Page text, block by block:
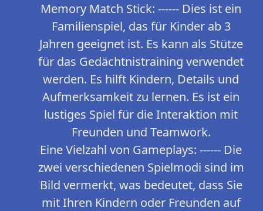
Memory Match Stick: ------ Dies ist ein
Familienspiel, das für Kinder ab 3
Jahren geeignet ist. Es kann als Stütze
für das Gedächtnistraining verwendet
werden. Es hilft Kindern, Details und
Aufmerksamkeit zu lernen. Es ist ein
lustiges Spiel für die Interaktion mit
Freunden und Teamwork.
Eine Vielzahl von Gameplays: ------ Die
zwei verschiedenen Spielmodi sind im
Bild vermerkt, was bedeutet, dass Sie
mit Ihren Kindern oder Freunden auf